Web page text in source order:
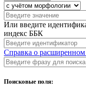
Или введите
индекс ББК
Справка о расширенном
Поисковые поля: